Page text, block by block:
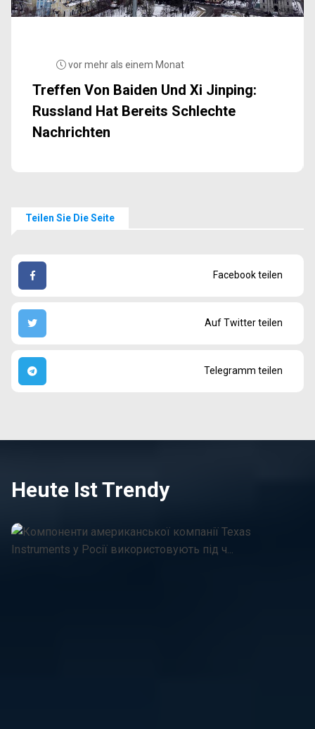
vor mehr als einem Monat
Treffen Von Baiden Und Xi Jinping:
Russland Hat Bereits Schlechte
Nachrichten
Teilen Sie Die Seite
Facebook teilen
Auf Twitter teilen
Telegramm teilen
Heute Ist Trendy